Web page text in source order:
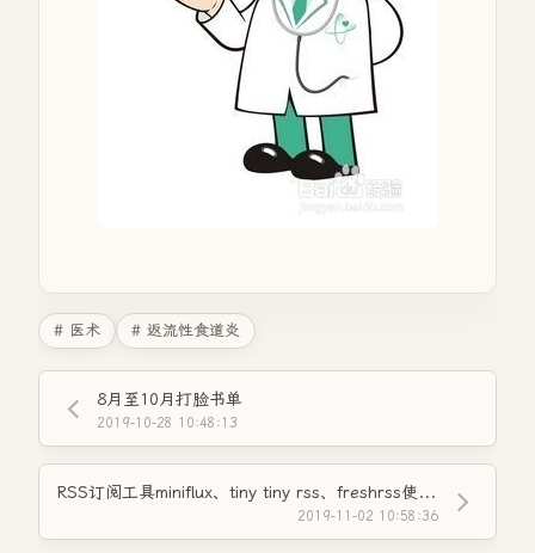
# 医术 # 返流性食道炎
8月至10月打脸书单
2019-10-28 10:48:13
RSS订阅工具miniflux、tiny tiny rss、freshrss使用体会
2019-11-02 10:58:36